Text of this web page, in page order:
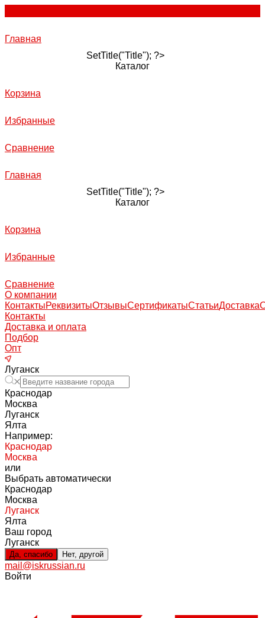
Главная
SetTitle("Title"); ?>
Каталог
Корзина
Избранные
Сравнение
Главная
SetTitle("Title"); ?>
Каталог
Корзина
Избранные
Сравнение
О компании
КонтактыРеквизитыОтзывыСертификатыСтатьиДоставка
Контакты
Доставка и оплата
Подбор
Опт
Луганск
Краснодар
Москва
Луганск
Ялта
Например:
Краснодар
Москва
или
Выбрать автоматически
Краснодар
Москва
Луганск
Ялта
Ваш город
Луганск
Да, спасибо Нет, другой
mail@iskrussian.ru
Войти